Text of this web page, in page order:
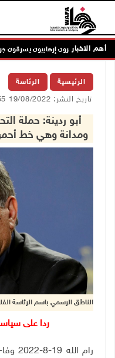
أهم الاخبار
مستعمرون إرهابيون يسرقون جرارا
الرئيسية الرئاسة
تاريخ النشر: 19/08/2022 05:55 م
أبو ردينة: حملة
ومدانة وهي خط
الناطق الرسمي باسم الرئاسة
ردا على
رام